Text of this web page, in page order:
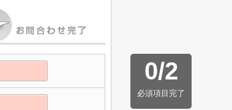
0/2
必須項目完了